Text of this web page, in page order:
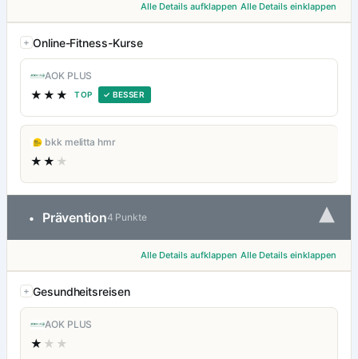
Alle Details aufklappen Alle Details einklappen
Online-Fitness-Kurse
AOK PLUS
★★★ TOP ✓ BESSER
bkk melitta hmr
★★ ★
• Prävention4 Punkte ▾
Alle Details aufklappen Alle Details einklappen
Gesundheitsreisen
AOK PLUS
★ ★★